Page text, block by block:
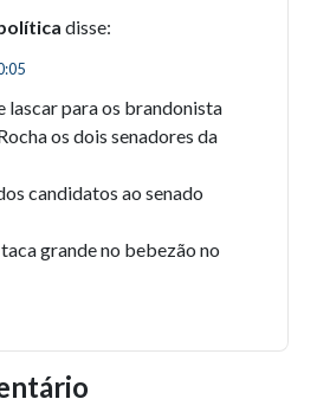
disse:
lascar para os brandonista
os dois senadores da
candidatos ao senado
grande no bebezão no